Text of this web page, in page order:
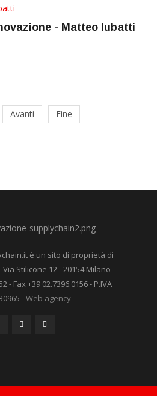
- Matteo Iubatti
Avanti
Fine
è un sito di proprietà di
Via Stilicone 12 - 20154 Milano -
- Fax +39 02.7396.0156 - P.IVA
-Web agency